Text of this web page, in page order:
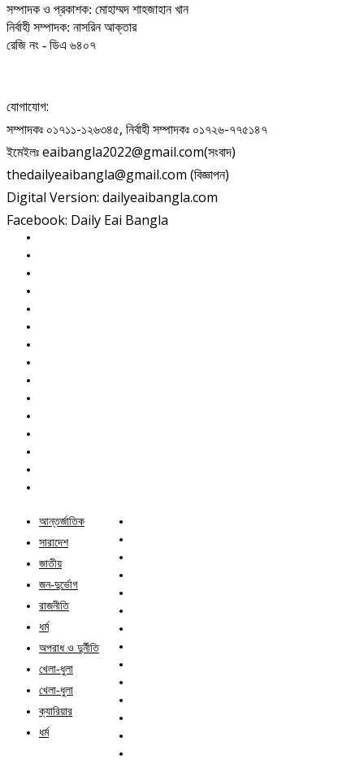
সম্পাদক ও প্রকাশক: মোহাম্মদ শাহজাহান খান
নির্বাহী সম্পাদক: নাসরিন আক্তার
রেজি নং - ডিএ ৬৪০৭
যোগাযোগ:
সম্পাদকঃ ০১৭১১-১২৬৩৪৫, নির্বাহী সম্পাদকঃ ০১৭২৬-৭৭৫১৪৭
ইমেইলঃ eaibangla2022@gmail.com(সংবাদ)
thedailyeaibangla@gmail.com (বিজ্ঞাপন)
Digital Version: dailyeaibangla.com
Facebook: Daily Eai Bangla
আন্তর্জাতিক
সারাদেশ
জাতীয়
জন-দুর্ভোগ
রাজনীতি
ধর্ম
অপরাধ ও দুর্নীতি
খেলা-ধুলা
খেলা-ধুলা
ক্যারিয়ার
ধর্ম